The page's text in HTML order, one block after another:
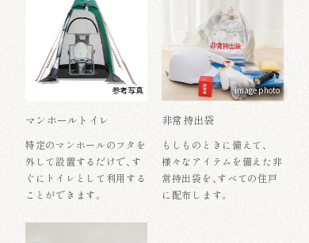
参考写真
マンホールトイレ
特定のマンホールのフタを
外して設置するだけで、す
ぐにトイレとして利用する
ことができます。
image photo
非常持出袋
もしものときに備えて、
様々なアイテムを備えた非
常持出袋を、すべての住戸
に配布します。